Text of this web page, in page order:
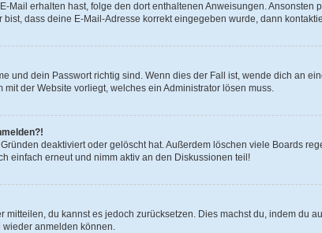
Mail erhalten hast, folge den dort enthaltenen Anweisungen.
dass deine E-Mail-Adresse korrekt eingegeben wurde, dann
und dein Passwort richtig sind. Wenn dies der Fall ist, wende dich an
der Website vorliegt, welches ein Administrator lösen muss.
deaktiviert oder gelöscht hat. Außerdem löschen viele Boards
einfach erneut und nimm aktiv an den Diskussionen teil!
du kannst es jedoch zurücksetzen. Dies machst du, indem du
wieder anmelden können.